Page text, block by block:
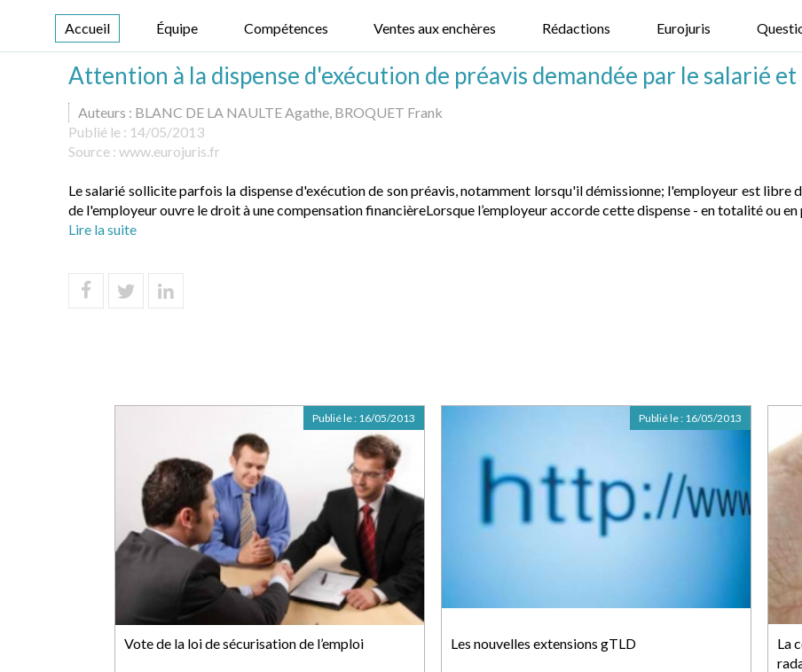
Accueil Équipe Compétences Ventes aux enchères Rédactions Eurojuris
Attention à la dispense d'exécution de préavis demandée par le salarié
Auteurs : BLANC DE LA NAULTE Agathe, BROQUET Frank
Publié le : 14/05/2013
Source : www.eurojuris.fr
Le salarié sollicite parfois la dispense d'exécution de son préavis, notamment lorsqu'il démissionne; l'employeur est libre
de l'employeur ouvre le droit à une compensation financièreLorsque l’employeur accorde cette dispense - en totalité ou en
Lire la suite
Vote de la loi de sécurisation de l’emploi
Publié le : 16/05/2013
Les nouvelles extensions gTLD
Publié le : 16/05/2013
La